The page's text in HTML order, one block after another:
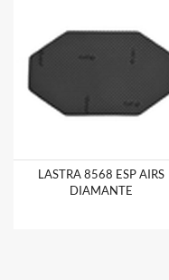
LASTRA 8568 ESP AIRS
DIAMANTE